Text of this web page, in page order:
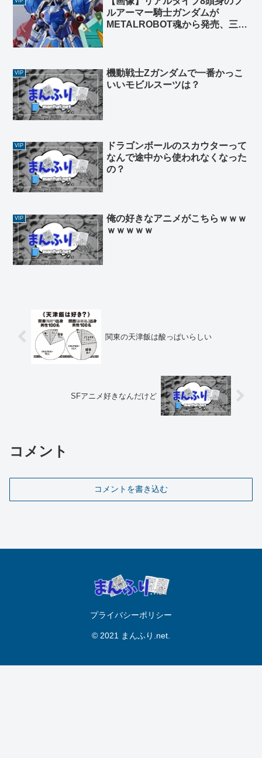
ルアーマー騎士ガンダムが
METALROBOT魂から発売、三種
VIP
機動戦士Zガンダムで一番かっこ
いいモビルスーツは？
VIP
ドラゴンボールのスカウターって
なんで途中から使われなくなった
の？
VIP
俺の好きなアニメがこちらｗｗｗ
ｗｗｗｗｗ
関東の天津飯は酸っぱいらしい
SFアニメ好きなんだけど
コメント
コメントを書き込む
プライバシーポリシー
© 2021 まんふり.net.